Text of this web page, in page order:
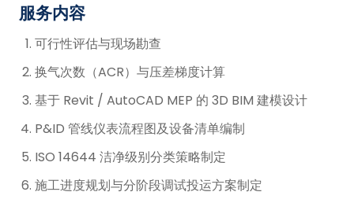
服务内容
可行性评估与现场勘查
换气次数（ACR）与压差梯度计算
基于 Revit / AutoCAD MEP 的 3D BIM 建模设计
P&ID 管线仪表流程图及设备清单编制
ISO 14644 洁净级别分类策略制定
施工进度规划与分阶段调试投运方案制定